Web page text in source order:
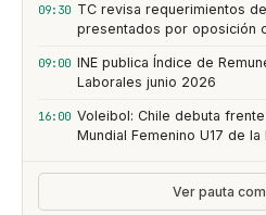
09:30 TC revisa requerimientos
presentados por oposición
09:00 INE publica Índice de
Laborales junio 2026
16:00 Voleibol: Chile debuta
Mundial Femenino U17 de la
Ver pauta